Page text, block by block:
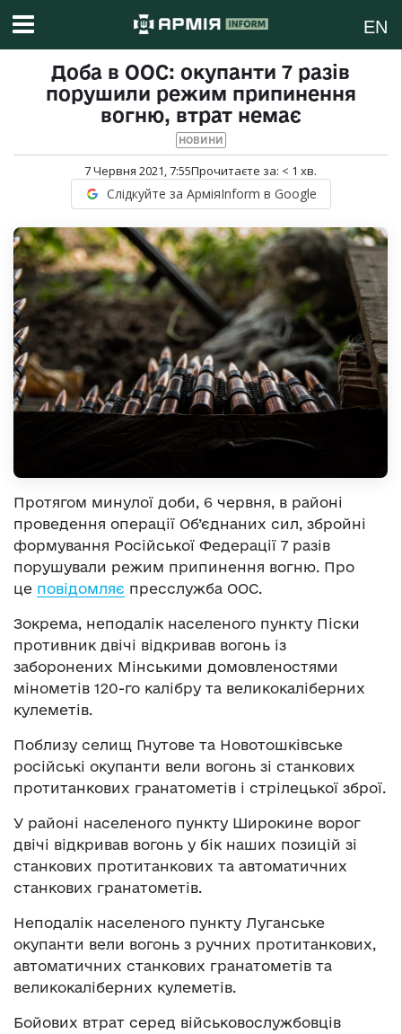
EN
Доба в ООС: окупанти 7 разів
порушили режим припинення
вогню, втрат немає
НОВИНИ
7 Червня 2021, 7:55Прочитаєте за: < 1 хв.
Слідкуйте за АрміяInform в Google
Протягом минулої доби, 6 червня, в районі
проведення операції Об’єднаних сил, збройні
формування Російської Федерації 7 разів
порушували режим припинення вогню. Про
це повідомляє пресслужба ООС.
Зокрема, неподалік населеного пункту Піски
противник двічі відкривав вогонь із
заборонених Мінськими домовленостями
мінометів 120-го калібру та великокаліберних
кулеметів.
Поблизу селищ Гнутове та Новотошківське
російські окупанти вели вогонь зі станкових
протитанкових гранатометів і стрілецької зброї.
У районі населеного пункту Широкине ворог
двічі відкривав вогонь у бік наших позицій зі
станкових протитанкових та автоматичних
станкових гранатометів.
Неподалік населеного пункту Луганське
окупанти вели вогонь з ручних протитанкових,
автоматичних станкових гранатометів та
великокаліберних кулеметів.
Бойових втрат серед військовослужбовців